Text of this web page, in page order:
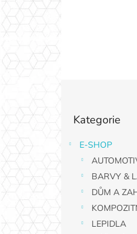
P
n
í
a
kategorie
Kategorie
E-SHOP
BARVY &
DŮM A
LEPIDLA